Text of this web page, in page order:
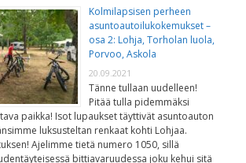
Kolmilapsisen perheen
asuntoautoilukokemukset –
osa 2: Lohja, Torholan luola,
Porvoo, Askola
20.09.2021
Tänne tullaan uudelleen!
Pitää tulla pidemmäksi
paikka! Isot lupaukset täyttivät asuntoauton
luksusteltan renkaat kohti Lohjaa.
Ajelimme tietä numero 1050, sillä
bittiavaruudessa joku kehui sitä